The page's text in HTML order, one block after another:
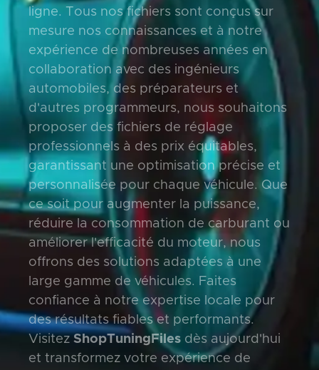
ligne. Tous nos fichiers sont conçus sur
mesure nos connaissances et à notre
expérience de nombreuses années en
collaboration avec des ingénieurs
automobiles, des préparateurs et
d'autres programmeurs, nous souhaitons
proposer des fichiers de réglage
professionnels à des prix équitables,
garantissant une optimisation précise et
personnalisée pour chaque véhicule. Que
ce soit pour augmenter la puissance,
réduire la consommation de carburant ou
améliorer l'efficacité du moteur, nous
offrons des solutions adaptées à une
large gamme de véhicules. Faites
confiance à notre expertise locale pour
des résultats fiables et performants.
VisitezShopTuningFiles dès aujourd'hui
et transformez votre expérience de